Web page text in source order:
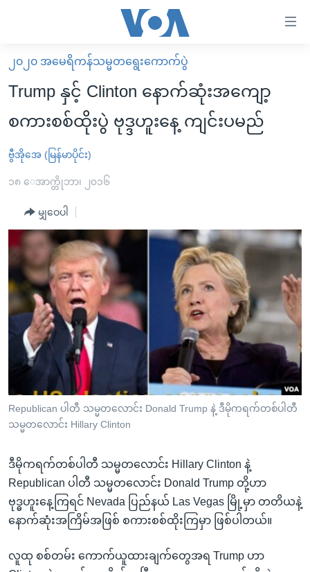
လွယ်ကူ
စေ
များ
ပင်မ
ကြည့်
ရန်
ပင်မ
အ
ညွန်း
စာမျက်နှာ
ကြည့်
ရန်
ရန်
နေရာ
သို့
ကျော်
မူလစာမျက်နှာ
မြန်မာ
ကမ္ဘာ့သတင်းများ
နိုင်ငံတကာ
အစ္စရေး-ပါလက်စတိုင်း
ဗွီဒီယို
သတင်းလွတ်လပ်ခွင့်
အင်္ဂလိပ်စာလေ့လာမယ်
အမေရိကန်သုံးအီဒီယံ
မကြေးမုံရဲ့ အင်္ဂလိပ်စာ
ရုပ်ရှင်ထဲက အင်္ဂလိပ်စာ
သုတပဒေသာ အင်္ဂလိပ်စာ
အပတ်စဉ်ကဏ္ဍများ
ရေဒီယို
တီဗွီ
ရေဒီယိုနှင့်ရုပ်သံ အချက်အလက်များ
ရေဒီယို/တီဗွီအစီအစဉ်
Learning English
ဗွီအိုအေ လူမှုကွန်ယက်များ
၂၀၂၀ အမေရိကန်သမ္မတရွေးကောက်ပွဲ
Trump နှင့် Clinton နောက်ဆုံးအကျော့
စကားစစ်ထိုးပွဲ ဗုဒ္ဒဟူးနေ့ ကျင်းပမည်
ဗွီအိုအေ (မြန်မာပိုင်း)
၁၈ ေအာက္တိုဘာ၊ ၂၀၁၆
မျှဝေပါ
Republican ပါတီ သမ္မတလောင်း Donald Trump နဲ့ ဒီမိုကရက်တစ်ပါတီ
သမ္မတလောင်း Hillary Clinton
ဒီမိုကရက်တစ်ပါတီ သမ္မတလောင်း Hillary Clinton နဲ့
Republican ပါတီ သမ္မတလောင်း Donald Trump တို့ဟာ
ဗုဒ္ဓဟူးနေ့ကြရင် Nevada ပြည်နယ် Las Vegas မြို့မှာ တတိယနဲ့
နောက်ဆုံးအကြိမ်အဖြစ် စကားစစ်ထိုးကြမှာ ဖြစ်ပါတယ်။
လူထု စစ်တမ်း ကောက်ယူထားချက်တွေအရ Trump ဟာ